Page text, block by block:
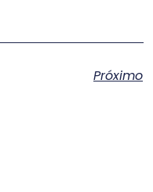
Próximo